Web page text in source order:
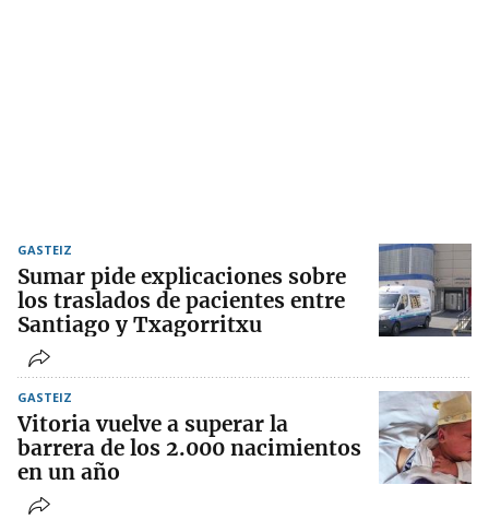
GASTEIZ
Sumar pide explicaciones sobre
los traslados de pacientes entre
Santiago y Txagorritxu
GASTEIZ
Vitoria vuelve a superar la
barrera de los 2.000 nacimientos
en un año